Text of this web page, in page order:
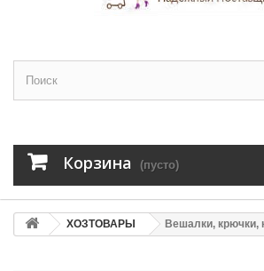
Корзина (пусто)
ХОЗТОВАРЫ Вешалки, крючки,